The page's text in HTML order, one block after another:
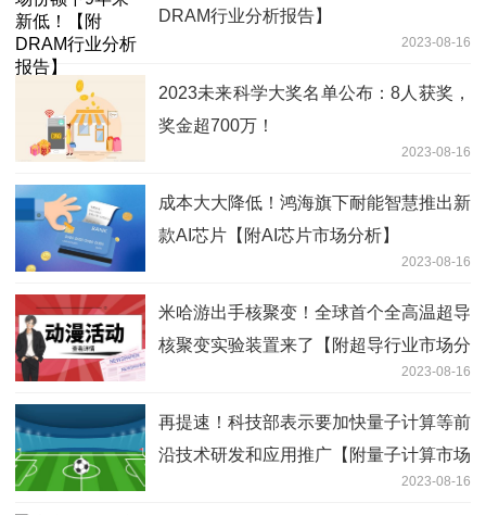
DRAM行业分析报告】
2023-08-16
2023未来科学大奖名单公布：8人获奖，
奖金超700万！
2023-08-16
成本大大降低！鸿海旗下耐能智慧推出新
款AI芯片【附AI芯片市场分析】
2023-08-16
米哈游出手核聚变！全球首个全高温超导
核聚变实验装置来了【附超导行业市场分
2023-08-16
再提速！科技部表示要加快量子计算等前
沿技术研发和应用推广【附量子计算市场
2023-08-16